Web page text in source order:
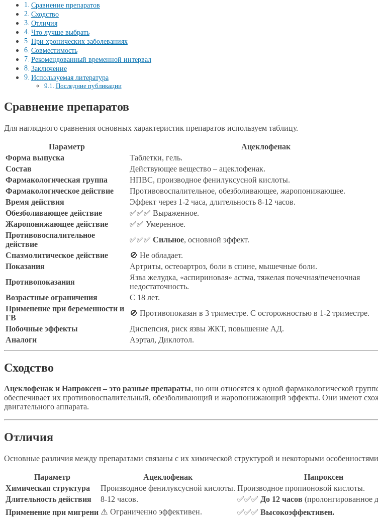
Сравнение препаратов
Сходство
Отличия
Что лучше выбрать
При хронических заболеваниях
Совместимость
Рекомендованный временной интервал
Заключение
Используемая литература
Последние публикации
Сравнение препаратов
Для наглядного сравнения основных характеристик препаратов используем таблицу.
Параметр Ацеклофенак
Форма выпуска
Таблетки, гель.
Состав
Действующее вещество – ацеклофенак.
Фармакологическая группа
НПВС, производное фенилуксусной кислоты.
Фармакологическое действие
Противовоспалительное, обезболивающее, жаропонижающее.
Время действия
Эффект через 1-2 часа, длительность 8-12 часов.
Обезболивающее действие
✅✅✅ Выраженное.
Жаропонижающее действие
✅✅ Умеренное.
Противовоспалительное
действие
✅✅✅ Сильное, основной эффект.
Спазмолитическое действие
🚫 Не обладает.
Показания
Артриты, остеоартроз, боли в спине, мышечные боли.
Противопоказания
Язва желудка, «аспириновая» астма, тяжелая почечная/печеночная
недостаточность.
Возрастные ограничения
С 18 лет.
Применение при беременности и
ГВ
🚫 Противопоказан в 3 триместре. С осторожностью в 1-2 триместре.
Побочные эффекты
Диспепсия, риск язвы ЖКТ, повышение АД.
Аналоги
Аэртал, Диклотол.
Сходство
Ацеклофенак и Напроксен – это разные препараты, но они относятся к одной фармакологической
обеспечивает их противовоспалительный, обезболивающий и жаропонижающий эффекты. Они имеют
двигательного аппарата.
Отличия
Основные различия между препаратами связаны с их химической структурой и некоторыми
Параметр Ацеклофенак
Напроксен
Химическая структура
Производное фенилуксусной кислоты. Производное пропионовой кислоты.
Длительность действия
8-12 часов. ✅✅✅ До 12 часов (пролонгированное
Применение при мигрени ⚠️ Ограниченно эффективен. ✅✅✅ Высокоэффективен.